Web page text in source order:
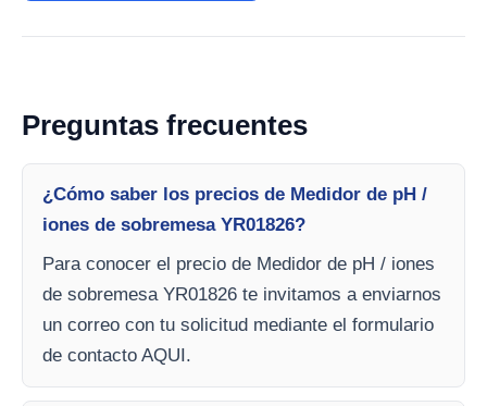
Preguntas frecuentes
¿Cómo saber los precios de Medidor de pH /
iones de sobremesa YR01826?
Para conocer el precio de Medidor de pH / iones
de sobremesa YR01826 te invitamos a enviarnos
un correo con tu solicitud mediante el formulario
de contacto AQUI.